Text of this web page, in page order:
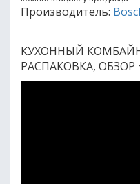
Производитель:
КУХОННЫЙ КОМБАЙН
РАСПАКОВКА, ОБЗОР